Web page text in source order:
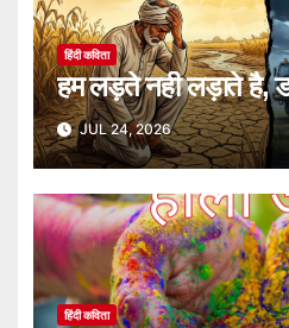
हिंदी कविता
हम लड़ते नही लड़ाते है,
JUL 24, 2026
हिंदी कविता